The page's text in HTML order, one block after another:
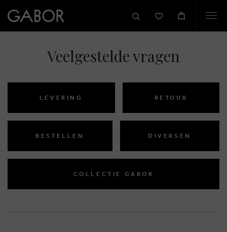
Veelgestelde vragen
LEVERING RETOUR
BESTELLEN DIVERSEN
COLLECTIE GABOR